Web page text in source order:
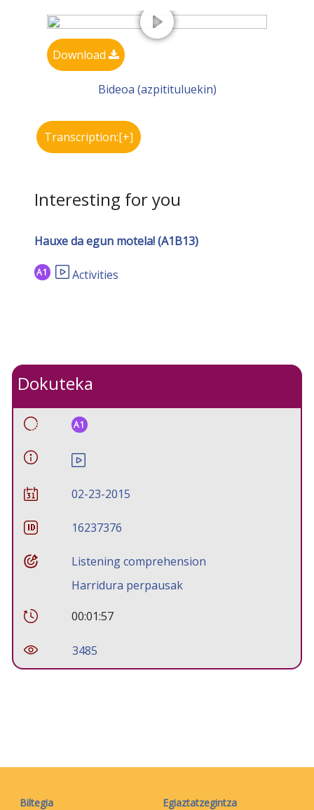
Download
Bideoa (azpitituluekin)
Transcription:[+]
Interesting for you
Hauxe da egun motela! (A1B13)
A1 Activities
Dokuteka
A1
02-23-2015
16237376
Listening comprehension
Harridura perpausak
00:01:57
3485
Biltegia Egiaztatzegintza